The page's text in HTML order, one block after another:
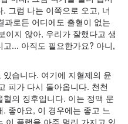
그럼 나는 이쪽으로 오고, 너
과로든 어디에도 출혈이 없는
이지 않아, 우리가 잘했다고 생
... 아직도 필요한가요? 아니,
습니다. 여기에 지혈제의 윤
피가 다시 돌아옵니다. 천천
의 징후입니다. 이는 정맥 문
좋아요, 이 경우에는 좋고 느
이 플랩을 아주 멀리 가지고 있